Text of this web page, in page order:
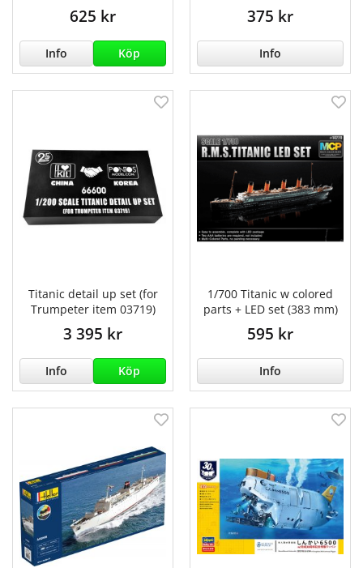
625 kr
Info Köp
375 kr
Info
Titanic detail up set (for
Trumpeter item 03719)
3 395 kr
Info Köp
1/700 Titanic w colored
parts + LED set (383 mm)
595 kr
Info